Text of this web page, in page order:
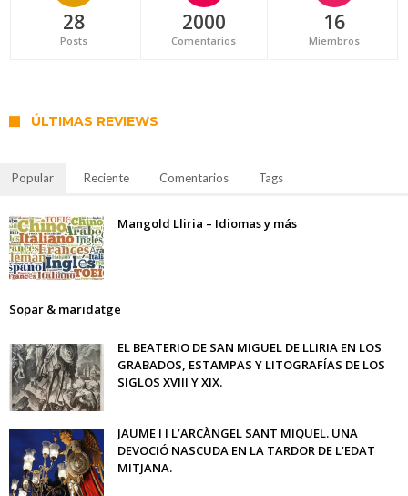
28
Posts
2000
Comentarios
16
Miembros
ÚLTIMAS REVIEWS
Popular Reciente Comentarios Tags
Mangold Lliria – Idiomas y más
Sopar & maridatge
EL BEATERIO DE SAN MIGUEL DE LLIRIA EN LOS
GRABADOS, ESTAMPAS Y LITOGRAFÍAS DE LOS
SIGLOS XVIII Y XIX.
JAUME I I L’ARCÀNGEL SANT MIQUEL. UNA
DEVOCIÓ NASCUDA EN LA TARDOR DE L’EDAT
MITJANA.